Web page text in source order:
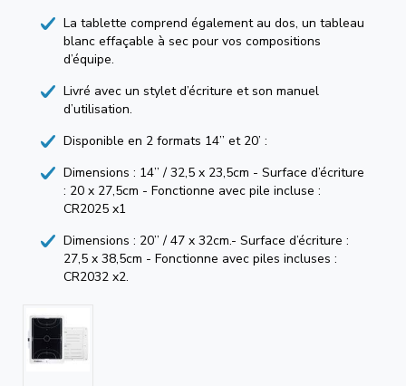
La tablette comprend également au dos, un tableau
blanc effaçable à sec pour vos compositions
d’équipe.
Livré avec un stylet d’écriture et son manuel
d’utilisation.
Disponible en 2 formats 14’’ et 20’ :
Dimensions : 14’’ / 32,5 x 23,5cm - Surface d’écriture
: 20 x 27,5cm - Fonctionne avec pile incluse :
CR2025 x1
Dimensions : 20’’ / 47 x 32cm.- Surface d’écriture :
27,5 x 38,5cm - Fonctionne avec piles incluses :
CR2032 x2.